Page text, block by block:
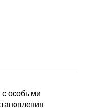
с особыми